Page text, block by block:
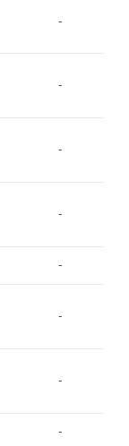
-
-
-
-
-
-
-
-